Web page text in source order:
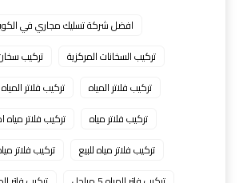
افضل شركة تسليك مجاري في
تركيب السخانات المركزية
تركيب
تركيب فلاتر المياه
تركيب فلاتر
تركيب فلاتر مياه
تركيب فلاتر مياه
تركيب فلاتر مياه للبيع
تركيب فلاتر